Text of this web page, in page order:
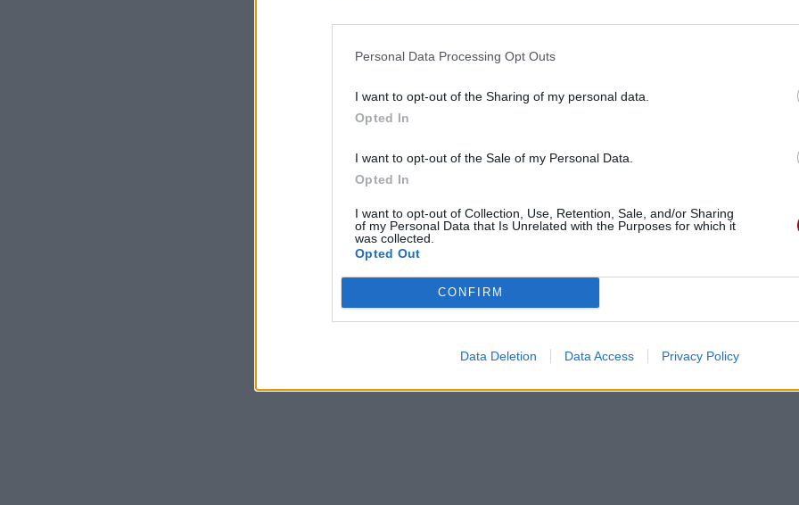
Personal Data Processing Opt Outs
I want to opt-out of the Sharing of my personal data.
Opted In
I want to opt-out of the Sale of my Personal Data.
Opted In
I want to opt-out of Collection, Use, Retention, Sale, and/or Sharing
of my Personal Data that Is Unrelated with the Purposes for which it
was collected.
Opted Out
CONFIRM
Data Deletion Data Access Privacy Policy